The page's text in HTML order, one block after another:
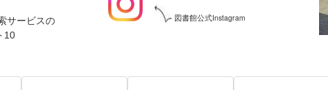
サービスの
10
図書館公式Instagram